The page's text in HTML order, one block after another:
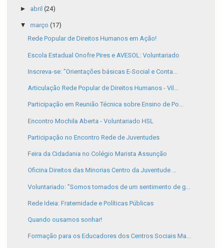
► abril (24)
▼ março (17)
Rede Popular de Direitos Humanos em Ação!
Escola Estadual Onofre Pires e AVESOL: Voluntariado
Inscreva-se: "Orientações básicas E-Social e Conta...
Articulação Rede Popular de Direitos Humanos - Vil...
Participação em Reunião Técnica sobre Ensino de Po...
Encontro Mochila Aberta - Voluntariado HSL
Participação no Encontro Rede de Juventudes
Feira da Cidadania no Colégio Marista Assunção
Oficina Direitos das Minorias Centro da Juventude ...
Voluntariado: "Somos tomados de um sentimento de g...
Rede Ideia: Fraternidade e Políticas Públicas
Quando ousamos sonhar!
Formação para os Educadores dos Centros Sociais Ma...